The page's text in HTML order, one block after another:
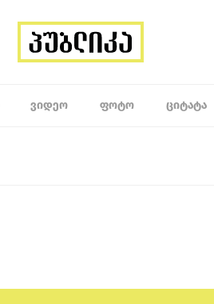
ᲕᲘᲓᲔᲝ ᲤᲝᲢᲝ ᲪᲘᲢᲐᲢᲐ